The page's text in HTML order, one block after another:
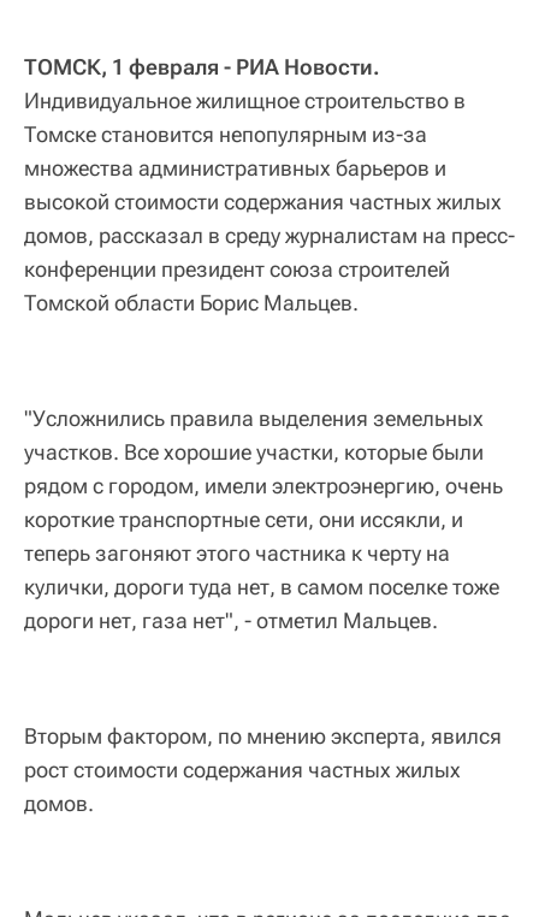
ТОМСК, 1 февраля - РИА Новости.
Индивидуальное жилищное строительство в
Томске становится непопулярным из-за
множества административных барьеров и
высокой стоимости содержания частных жилых
домов, рассказал в среду журналистам на пресс-
конференции президент союза строителей
Томской области Борис Мальцев.
"Усложнились правила выделения земельных
участков. Все хорошие участки, которые были
рядом с городом, имели электроэнергию, очень
короткие транспортные сети, они иссякли, и
теперь загоняют этого частника к черту на
кулички, дороги туда нет, в самом поселке тоже
дороги нет, газа нет", - отметил Мальцев.
Вторым фактором, по мнению эксперта, явился
рост стоимости содержания частных жилых
домов.